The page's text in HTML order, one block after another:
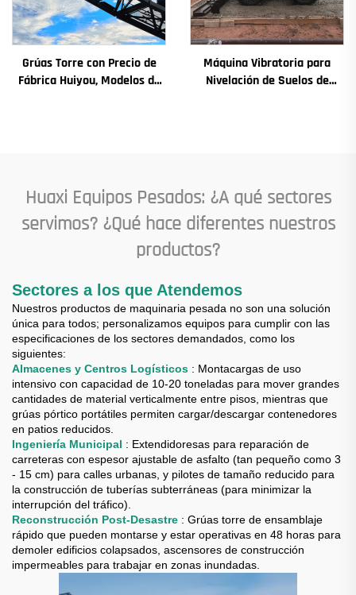
Grúas Torre con Precio de
Fábrica Huiyou, Modelos de
Máquina Vibratoria para
Nivelación de Suelos de
Huaxi Equipos Pesados: ¿A qué sectores
servimos? ¿Qué hace diferentes nuestros
productos?
Sectores a los que Atendemos
Nuestros productos de maquinaria pesada no son una solución
única para todos; personalizamos equipos para cumplir con las
especificaciones de los sectores demandados, como los
siguientes:
Almacenes y Centros Logísticos : Montacargas de uso
intensivo con capacidad de 10-20 toneladas para mover grandes
cantidades de material verticalmente entre pisos, mientras que
grúas pórtico portátiles permiten cargar/descargar contenedores
en patios reducidos.
Ingeniería Municipal : Extendidoresas para reparación de
carreteras con espesor ajustable de asfalto (tan pequeño como 3
- 15 cm) para calles urbanas, y pilotes de tamaño reducido para
la construcción de tuberías subterráneas (para minimizar la
interrupción del tráfico).
Reconstrucción Post-Desastre : Grúas torre de ensamblaje
rápido que pueden montarse y estar operativas en 48 horas para
demoler edificios colapsados, ascensores de construcción
impermeables para trabajar en zonas inundadas.